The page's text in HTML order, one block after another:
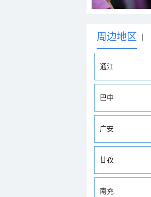
周边地区 |
通江
巴中
广安
甘孜
南充